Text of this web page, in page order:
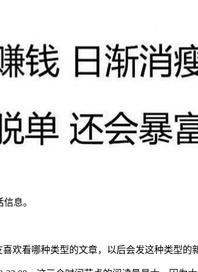
息。
欢看哪种类型的文章，以后会发这种类型的